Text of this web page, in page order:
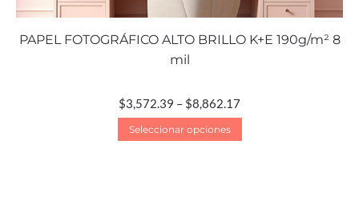
PAPEL FOTOGRÁFICO ALTO BRILLO K+E 190g/m² 8
mil
$3,572.39 – $8,862.17
Seleccionar opciones